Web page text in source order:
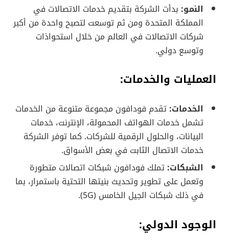
النمو: بدأت الشركة بتقديم خدمات الاتصالات في
المملكة المتحدة ومن ثم توسعت لتصبح واحدة من أكبر
شركات الاتصالات في العالم من خلال استحواذات
وتوسع دولي.
العمليات والخدمات:
الخدمات: تقدم فودافون مجموعة متنوعة من الخدمات
تشمل خدمات الهواتف المحمولة، الإنترنت، خدمات
البيانات، والحلول الرقمية للشركات. كما توفر الشركة
خدمات الاتصال الثابت في بعض الأسواق.
الشبكات: تملك فودافون شبكات اتصالات متطورة
وتعمل على تطوير وتحديث بنيتها التحتية باستمرار، بما
في ذلك شبكات الجيل الخامس (5G).
الوجود الدولي: